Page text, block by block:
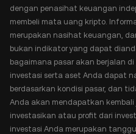
dengan penasihat keuangan
membeli mata uang kripto.
merupakan nasihat keuangan,
bukan indikator yang dapat
bagaimana pasar akan berjalan
investasi serta aset Anda dapat
berdasarkan kondisi pasar, dan
Anda akan mendapatkan
investasikan atau profit dari
investasi Anda merupakan